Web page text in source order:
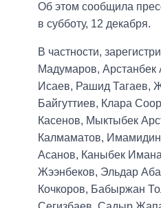
Об этом сообщила
в субботу, 12 декабря.
В частности,
Мадумаров, Арстанбек
Исаев, Рашид Тагаев,
Байгуттиев, Клара
Касенов, Мыктыбек
Калмаматов,
Асанов, Каныбек
Жээнбеков, Эльдар
Кочкоров, Бабыржан